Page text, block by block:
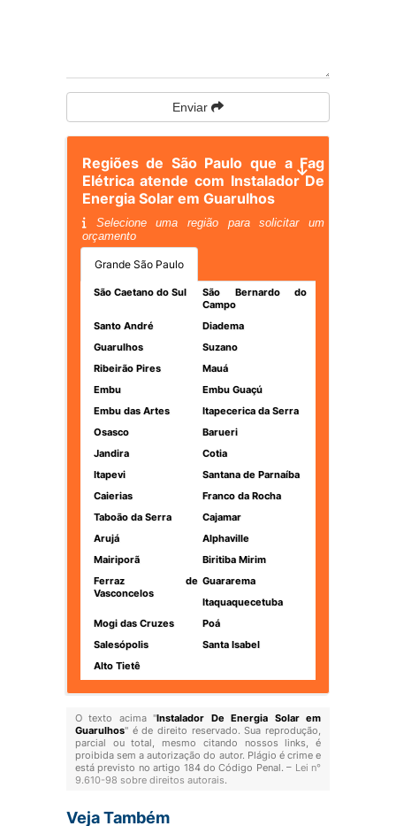
Enviar
Regiões de São Paulo que a Fag
Elétrica atende com Instalador De
Energia Solar em Guarulhos
Selecione uma região para solicitar um
orçamento
Grande São Paulo
São Caetano do Sul
São Bernardo do
Campo
Santo André
Diadema
Guarulhos
Suzano
Ribeirão Pires
Mauá
Embu
Embu Guaçú
Embu das Artes
Itapecerica da Serra
Osasco
Barueri
Jandira
Cotia
Itapevi
Santana de Parnaíba
Caierias
Franco da Rocha
Taboão da Serra
Cajamar
Arujá
Alphaville
Mairiporã
Biritiba Mirim
Ferraz de
Vasconcelos
Guararema
Itaquaquecetuba
Mogi das Cruzes
Poá
Salesópolis
Santa Isabel
Alto Tietê
O texto acima "Instalador De Energia Solar em
Guarulhos" é de direito reservado. Sua reprodução,
parcial ou total, mesmo citando nossos links, é
proibida sem a autorização do autor. Plágio é crime e
está previsto no artigo 184 do Código Penal. – Lei n°
9.610-98 sobre direitos autorais.
Veja Também